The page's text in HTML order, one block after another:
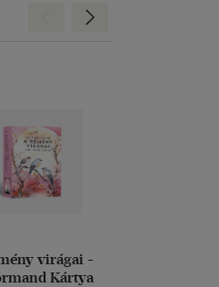
virágai -
Kártya
Előre